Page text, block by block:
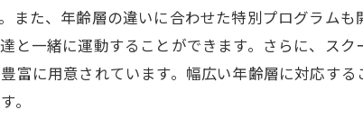
また、年齢層の違いに合わせた特別プログラム
と一緒に運動することができます。さらに、ス
富に用意されています。幅広い年齢層に対応す
。